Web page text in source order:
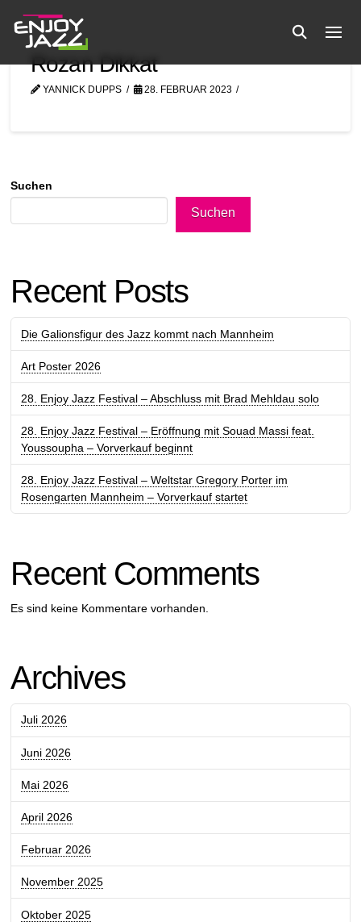
Rozan Dikkat
YANNICK DUPPS 28. FEBRUAR 2023
Suchen
Suchen
Recent Posts
Die Galionsfigur des Jazz kommt nach Mannheim
Art Poster 2026
28. Enjoy Jazz Festival – Abschluss mit Brad Mehldau solo
28. Enjoy Jazz Festival – Eröffnung mit Souad Massi feat.
Youssoupha – Vorverkauf beginnt
28. Enjoy Jazz Festival – Weltstar Gregory Porter im
Rosengarten Mannheim – Vorverkauf startet
Recent Comments
Es sind keine Kommentare vorhanden.
Archives
Juli 2026
Juni 2026
Mai 2026
April 2026
Februar 2026
November 2025
Oktober 2025